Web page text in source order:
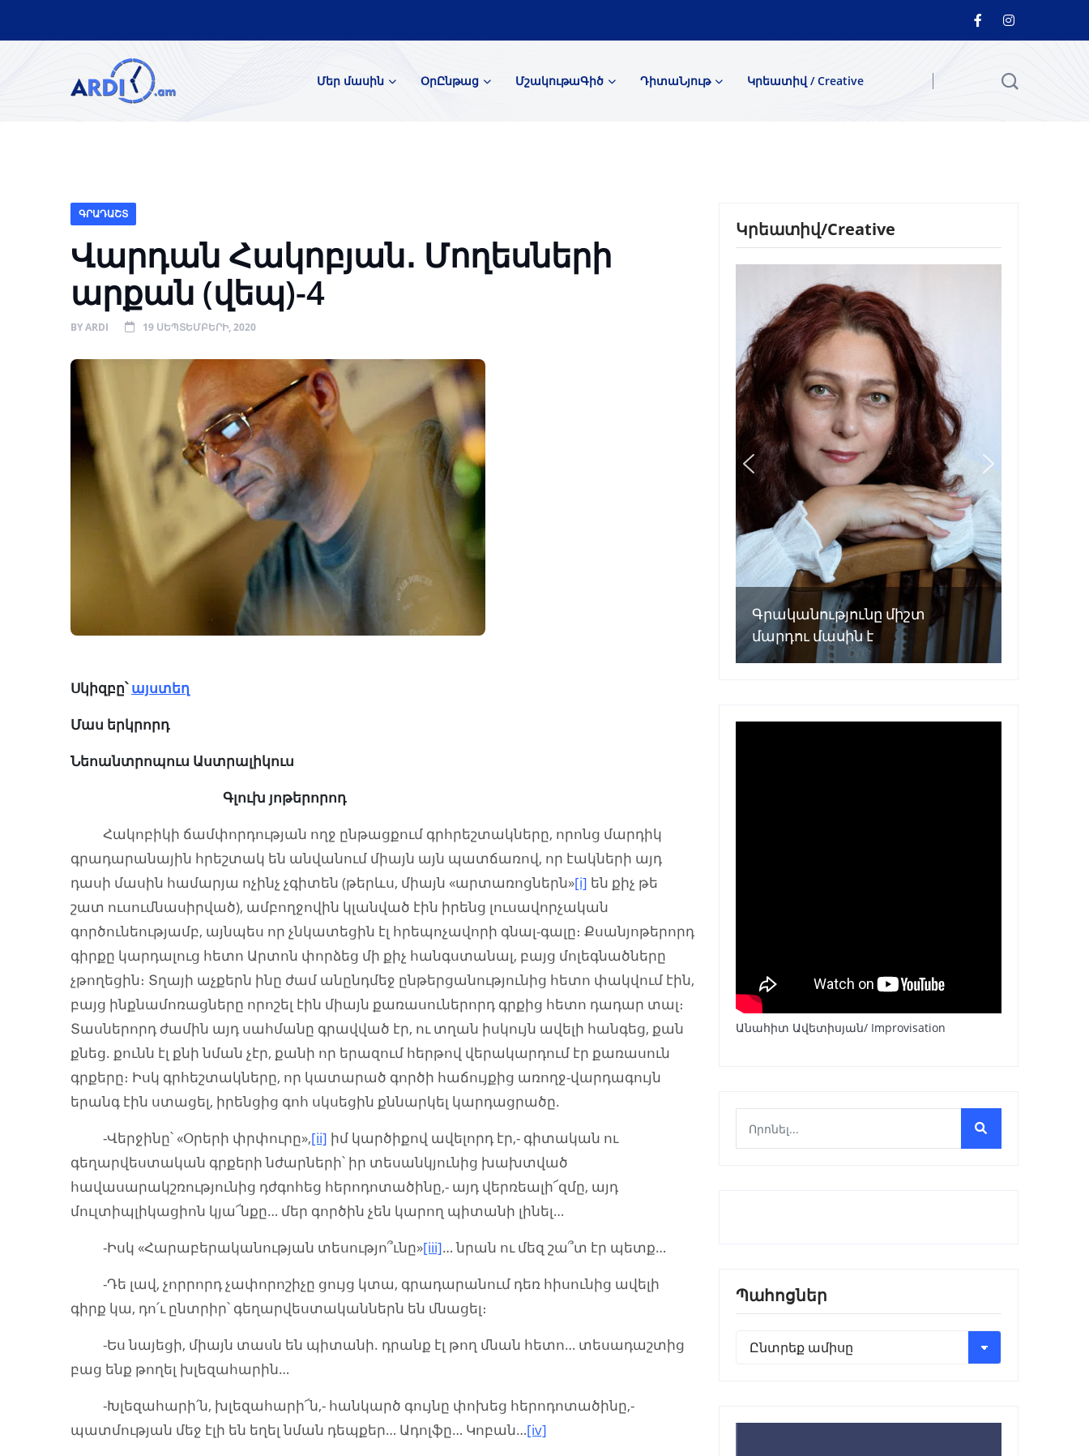
Մեր մասին ՕրԸնթաց ՄշակութաԳիծ ԴիտաՆյութ Կրեատիվ / Creative
ԳՐԱԴԱՇՏ
Վարդան Հակոբյան․ Մողեսների
արքան (վեպ)-4
BYARDI 19 ՍԵՊՏԵՄԲԵՐԻ, 2020
Սկիզբը՝այստեղ
Մաս երկրորդ
Նեոանտրոպուս Աստրալիկուս
Գլուխ յոթերորոդ
Հակոբիկի ճամփորդության ողջ ընթացքում գրհրեշտակները, որոնց մարդիկ
գրադարանային հրեշտակ են անվանում միայն այն պատճառով, որ էակների այդ
դասի մասին համարյա ոչինչ չգիտեն (թերևս, միայն «արտառոցներն»[i] են քիչ թե
շատ ուսումնասիրված), ամբողջովին կլանված էին իրենց լուսավորչական
գործունեությամբ, այնպես որ չնկատեցին էլ հրեպոչավորի գնալ-գալը։ Քսանյոթերորդ
գիրքը կարդալուց հետո Արտոն փորձեց մի քիչ հանգստանալ, բայց մոլեգնածները
չթողեցին։ Տղայի աչքերն ինը ժամ անընդմեջ ընթերցանությունից հետո փակվում էին,
բայց ինքնամոռացները որոշել էին միայն քառասուներորդ գրքից հետո դադար տալ։
Տասներորդ ժամին այդ սահմանը գրավված էր, ու տղան իսկույն ավելի հանգեց, քան
քնեց. քունն էլ քնի նման չէր, քանի որ երազում հերթով վերակարդում էր քառասուն
գրքերը։ Իսկ գրհեշտակները, որ կատարած գործի հաճույքից առողջ-վարդագույն
երանգ էին ստացել, իրենցից գոհ սկսեցին քննարկել կարդացրածը.
-Վերջինը՝ «Օրերի փրփուրը»,[ii] իմ կարծիքով ավելորդ էր,- գիտական ու
գեղարվեստական գրքերի նժարների՝ իր տեսանկյունից խախտված
հավասարակշռությունից դժգոհեց հերոդոտածինը,- այդ վերռեալի՜զմը, այդ
մուլտիպլիկացիոն կյա՜նքը… մեր գործին չեն կարող պիտանի լինել…
-Իսկ «Հարաբերականության տեսությո՞ւնը»[iii]… նրան ու մեզ շա՞տ էր պետք…
-Դե լավ, չորրորդ չափորոշիչը ցույց կտա, գրադարանում դեռ հիսունից ավելի
գիրք կա, դո՛ւ ընտրիր՝ գեղարվեստականներն են մնացել։
-Ես նայեցի, միայն տասն են պիտանի. դրանք էլ թող մնան հետո… տեսադաշտից
բաց ենք թողել խլեզահարին…
-Խլեզահարի՛ն, խլեզահարի՜ն,- հանկարծ գույնը փոխեց հերոդոտածինը,-
պատմության մեջ էլի են եղել նման դեպքեր… Ադոլֆը… Կոբան…[iv]
Կրեատիվ/Creative
Գրականությունը միշտ
մարդու մասին է
Անահիտ Ավետիսյան/ Improvisation
Պահոցներ